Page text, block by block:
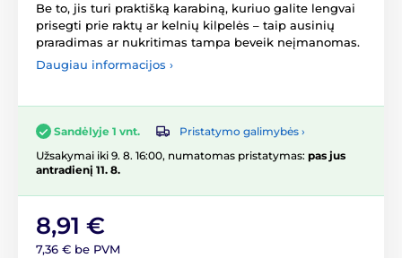
Be to, jis turi praktišką karabiną, kuriuo galite lengvai
prisegti prie raktų ar kelnių kilpelės – taip ausinių
praradimas ar nukritimas tampa beveik neįmanomas.
Daugiau informacijos ›
Sandėlyje 1 vnt.
Pristatymo galimybės ›
Užsakymai iki 9. 8. 16:00, numatomas pristatymas: pas jus
antradienį 11. 8.
8,91 €
7,36 € be PVM